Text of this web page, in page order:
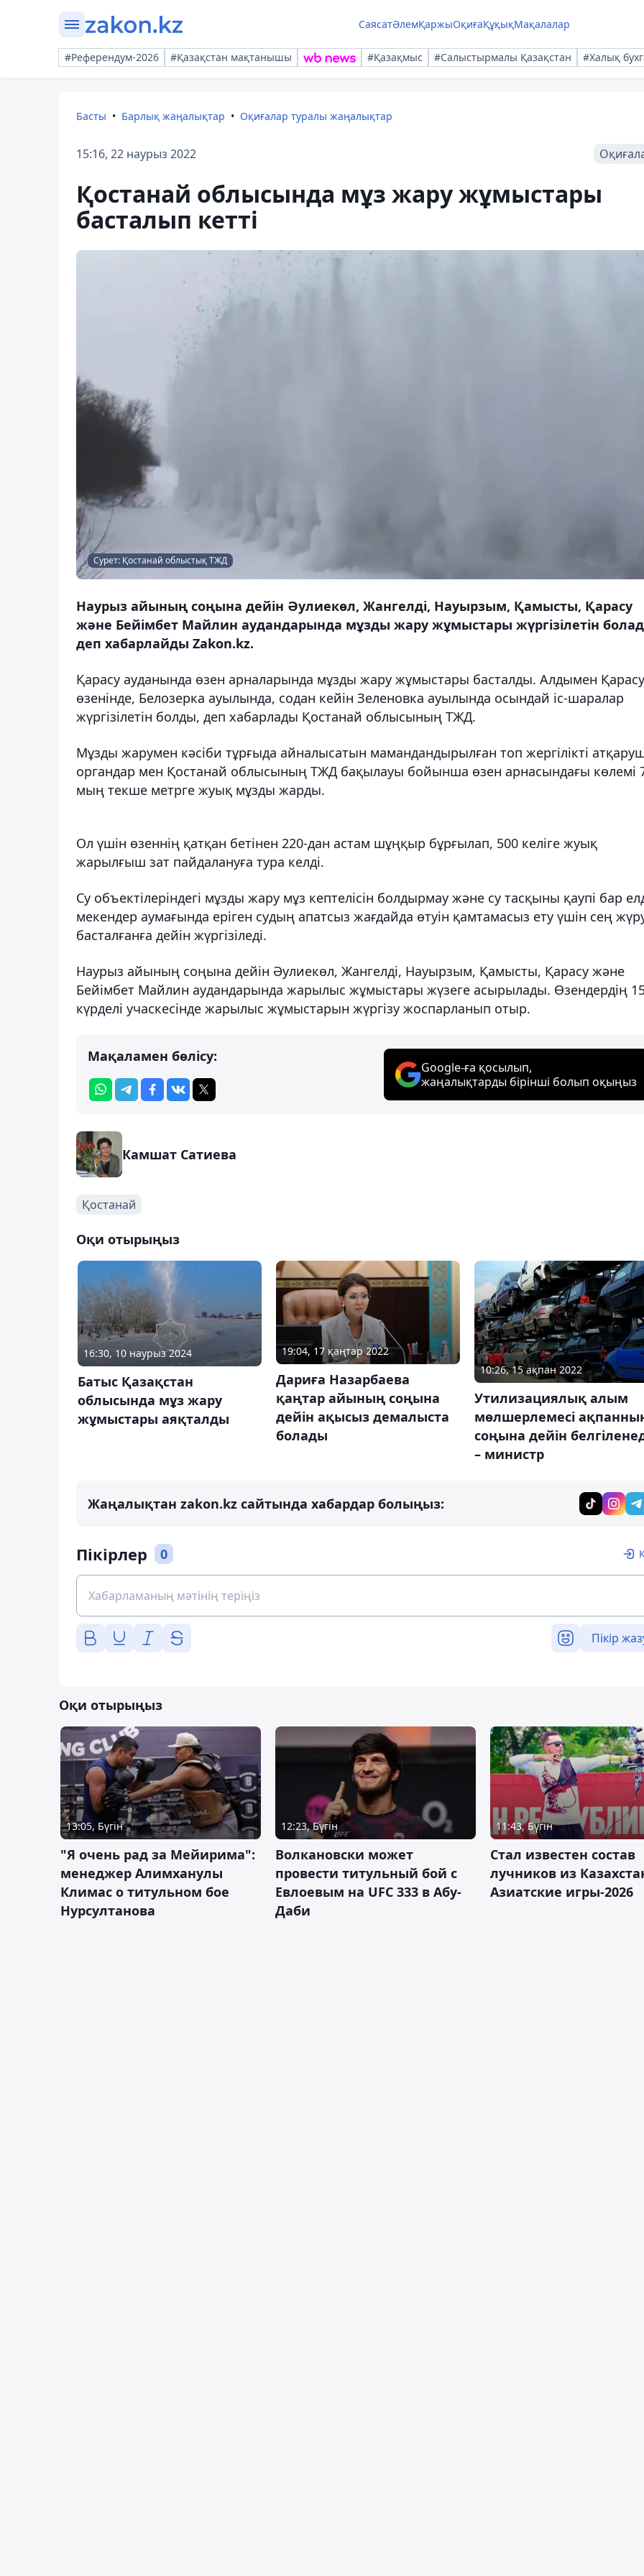
СаясатӘлемҚаржыОқиғаҚұқықМақалалар
#Референдум-2026 #Қазақстан мақтанышы #Қазақмыс #Салыстырмалы Қазақстан #Халық
Басты Барлық жаңалықтар Оқиғалар туралы жаңалықтар
15:16, 22 наурыз 2022
Қостанай облысында мұз жару жұмыстары
басталып кетті
Сурет: Қостанай облыстық ТЖД
Наурыз айының соңына дейін Әулиекөл, Жангелді, Науырзым, Қамысты, Қарасу
және Бейімбет Майлин аудандарында мұзды жару жұмыстары жүргізілетін
деп хабарлайды Zakon.kz.
Қарасу ауданында өзен арналарында мұзды жару жұмыстары басталды. Алдымен Қарасу
өзенінде, Белозерка ауылында, содан кейін Зеленовка ауылында осындай іс-шаралар
жүргізілетін болды, деп хабарлады Қостанай облысының ТЖД.
Мұзды жарумен кәсіби тұрғыда айналысатын мамандандырылған топ жергілікті
органдар мен Қостанай облысының ТЖД бақылауы бойынша өзен арнасындағы көлемі
мың текше метрге жуық мұзды жарды.
Ол үшін өзеннің қатқан бетінен 220-дан астам шұңқыр бұрғылап, 500 келіге жуық
жарылғыш зат пайдалануға тура келді.
Су объектілеріндегі мұзды жару мұз кептелісін болдырмау және су тасқыны қаупі бар
мекендер аумағында еріген судың апатсыз жағдайда өтуін қамтамасыз ету үшін сең
басталғанға дейін жүргізіледі.
Наурыз айының соңына дейін Әулиекөл, Жангелді, Науырзым, Қамысты, Қарасу және
Бейімбет Майлин аудандарында жарылыс жұмыстары жүзеге асырылады. Өзендердің
күрделі учаскесінде жарылыс жұмыстарын жүргізу жоспарланып отыр.
Мақаламен бөлісу:
Google-ға қосылып,
жаңалықтарды бірінші болып оқыңыз
Камшат Сатиева
Қостанай
Оқи отырыңыз
16:30, 10 наурыз 2024
Батыс Қазақстан
облысында мұз жару
жұмыстары аяқталды
19:04, 17 қаңтар 2022
Дариға Назарбаева
қаңтар айының соңына
дейін ақысыз демалыста
болады
10:26, 15 ақпан 2022
Утилизациялық алым
мөлшерлемесі
соңына дейін
– министр
Жаңалықтан zakon.kz сайтында хабардар болыңыз:
Пікірлер 0
Пікір
Оқи отырыңыз
13:05, Бүгін
"Я очень рад за Мейирима":
менеджер Алимханулы
Климас о титульном бое
Нурсултанова
12:23, Бүгін
Волкановски может
провести титульный бой с
Евлоевым на UFC 333 в Абу-
Даби
11:43, Бүгін
Стал известен состав
лучников из
Азиатские игры-2026